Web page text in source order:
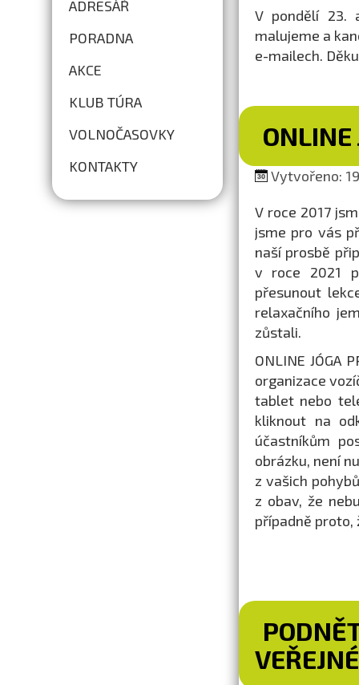
ADRESÁŘ
PORADNA
AKCE
KLUB TÚRA
VOLNOČASOVKY
KONTAKTY
V pondělí 23.
malujeme a
e-mailech.
ONLINE
Vytvořeno:
V roce 2017
jsme pro vás
naší prosbě
v roce 2021
přesunout
relaxačního
zůstali.
ONLINE JÓGA
organizace
tablet nebo
kliknout na
účastníkům
obrázku, není
z vašich
z obav, že
případně